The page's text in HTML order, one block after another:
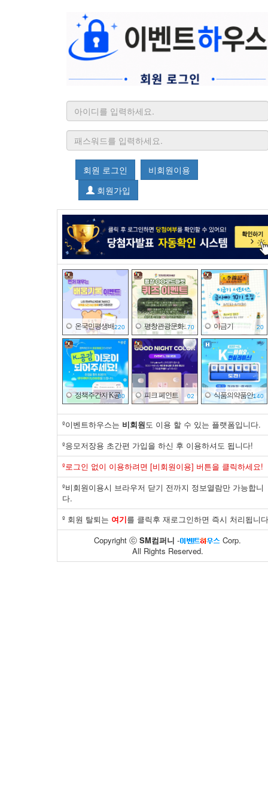
회원 로그인
비회원이용
회원가입
온국민평생배..220 평창관광문화..70 이금기 20
정책주간지 K공..80 피크 페인트 02 식품의약품안..140
면사랑 20 한국산업은행 20 국가기술표준..30
º이벤트하우스는 비회원도 이용 할 수 있는 플랫폼입니다.
º응모저장용 초간편 가입을 하신 후 이용하셔도 됩니다!
º로그인 없이 이용하려면 [비회원이용] 버튼을 클릭하세요!
º비회원이용시 브라우저 닫기 전까지 정보열람만 가능합니
다.
º 회원 탈퇴는 여기를 클릭후 재로그인하면 즉시 처리됩니
Copyright ⓒ SM컴퍼니 -
Corp.
All Rights Reserved.